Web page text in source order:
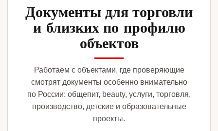
Документы для торговли
и близких по профилю
объектов
Работаем с объектами, где проверяющие
смотрят документы особенно внимательно
по России: общепит, beauty, услуги, торговля,
производство, детские и образовательные
проекты.